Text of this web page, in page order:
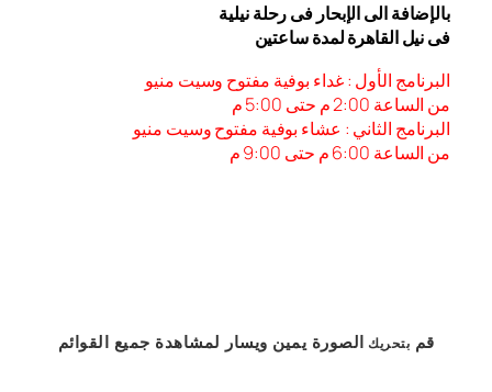
بالإضافة الى الإبحار فى رحلة نيلية
فى نيل القاهرة لمدة ساعتين
البرنامج الأول : غداء بوفية مفتوح وسيت منيو
من الساعة 2:00 م حتى 5:00 م
البرنامج الثاني : عشاء بوفية مفتوح وسيت منيو
من الساعة 6:00 م حتى 9:00 م
قم بتحريك الصورة يمين ويسار لمشاهدة جميع القوائم